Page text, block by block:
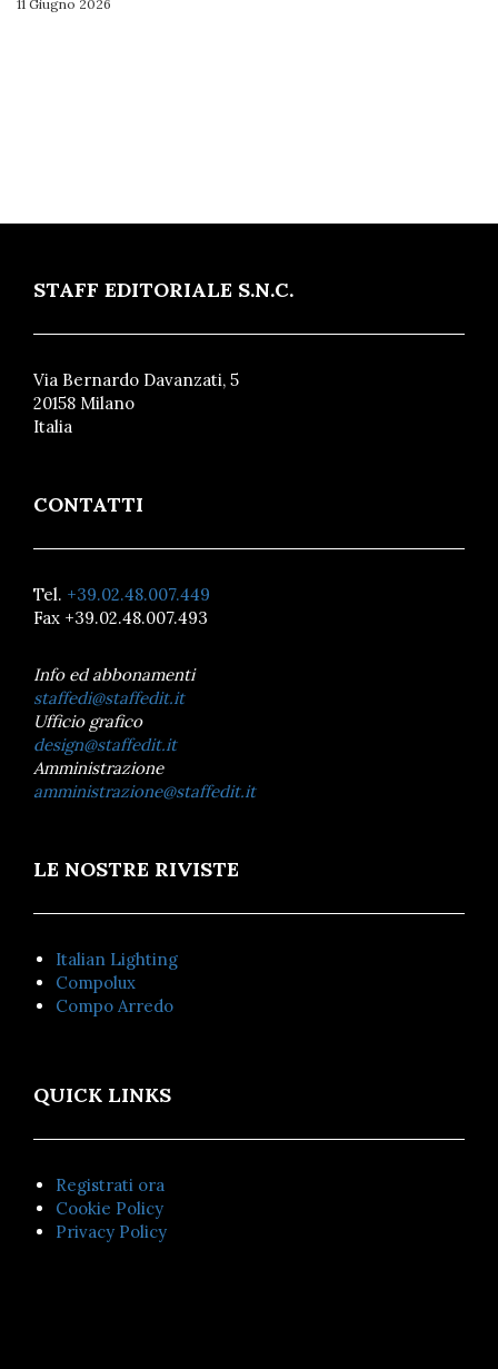
11 Giugno 2026
STAFF EDITORIALE S.N.C.
Via Bernardo Davanzati, 5
20158 Milano
Italia
CONTATTI
Tel. +39.02.48.007.449
Fax +39.02.48.007.493
Info ed abbonamenti
staffedi@staffedit.it
Ufficio grafico
design@staffedit.it
Amministrazione
amministrazione@staffedit.it
LE NOSTRE RIVISTE
Italian Lighting
Compolux
Compo Arredo
QUICK LINKS
Registrati ora
Cookie Policy
Privacy Policy